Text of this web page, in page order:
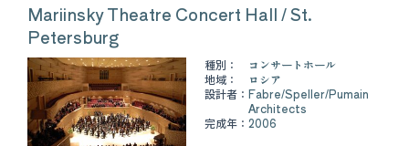
Mariinsky Theatre Concert Hall / St.
Petersburg
種別：
コンサートホール
地域：
ロシア
設計者： Fabre/Speller/Pumain
Architects
完成年： 2006